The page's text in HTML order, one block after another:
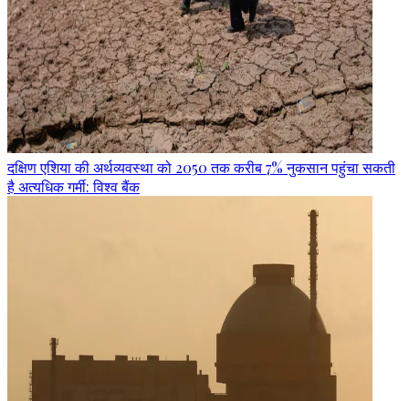
दक्षिण एशिया की अर्थव्यवस्था को 2050 तक करीब 7% नुकसान पहुंचा सकती
है अत्यधिक गर्मी: विश्व बैंक